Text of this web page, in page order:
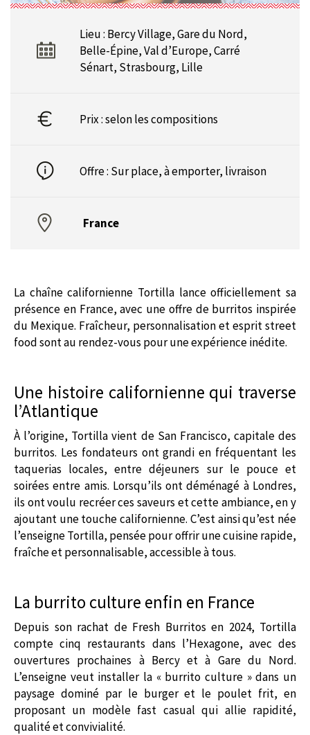
Lieu : Bercy Village, Gare du Nord,
Belle-Épine, Val d’Europe, Carré
Sénart, Strasbourg, Lille
Prix : selon les compositions
Offre : Sur place, à emporter, livraison
France
La chaîne californienne Tortilla lance officiellement sa
présence en France, avec une offre de burritos inspirée
du Mexique. Fraîcheur, personnalisation et esprit street
food sont au rendez-vous pour une expérience inédite.
Une histoire californienne qui traverse
l’Atlantique
À l’origine, Tortilla vient de San Francisco, capitale des
burritos. Les fondateurs ont grandi en fréquentant les
taquerias locales, entre déjeuners sur le pouce et
soirées entre amis. Lorsqu’ils ont déménagé à Londres,
ils ont voulu recréer ces saveurs et cette ambiance, en y
ajoutant une touche californienne. C’est ainsi qu’est née
l’enseigne Tortilla, pensée pour offrir une cuisine rapide,
fraîche et personnalisable, accessible à tous.
La burrito culture enfin en France
Depuis son rachat de Fresh Burritos en 2024, Tortilla
compte cinq restaurants dans l’Hexagone, avec des
ouvertures prochaines à Bercy et à Gare du Nord.
L’enseigne veut installer la « burrito culture » dans un
paysage dominé par le burger et le poulet frit, en
proposant un modèle fast casual qui allie rapidité,
qualité et convivialité.